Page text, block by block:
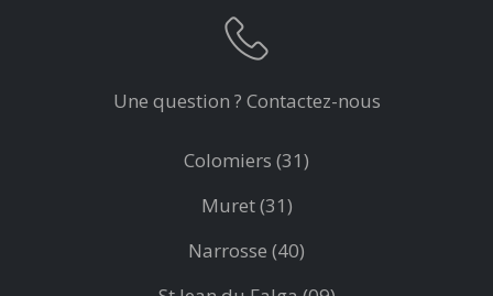
Une question ? Contactez-nous
Colomiers (31)
Muret (31)
Narrosse (40)